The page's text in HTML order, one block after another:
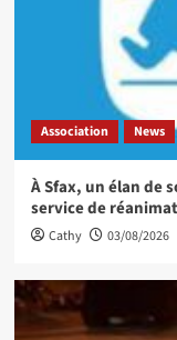
Association News
À Sfax, un élan de
service de
Cathy 03/08/2026